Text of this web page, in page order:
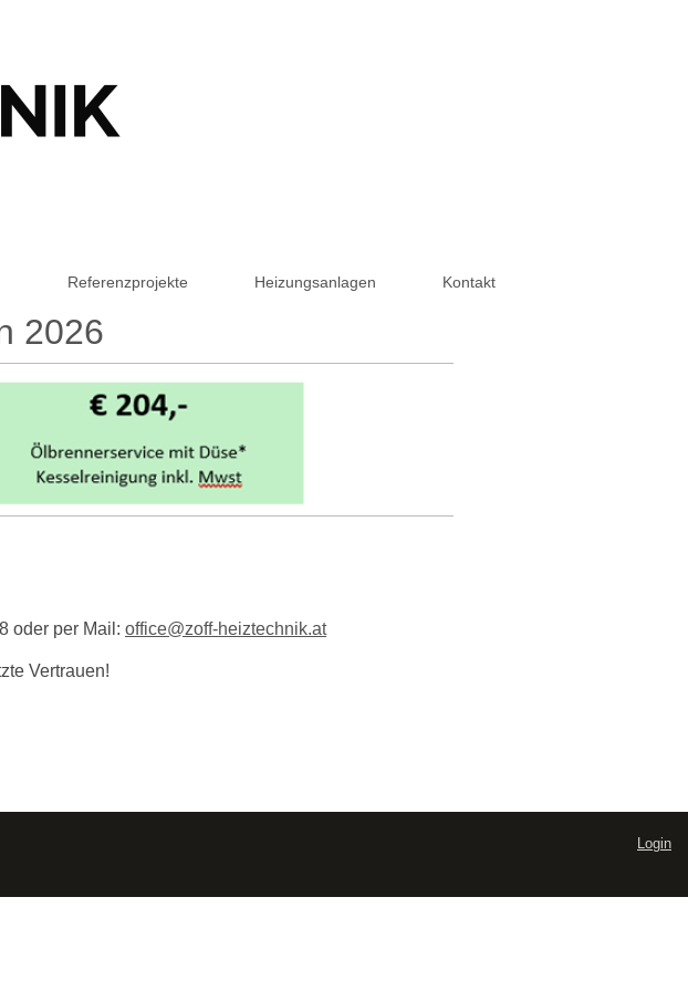
Referenzprojekte Heizungsanlagen Kontakt
2026
oder per Mail: office@zoff-heiztechnik.at
Vertrauen!
Login